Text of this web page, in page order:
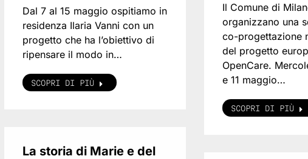
Dal 7 al 15 maggio ospitiamo in
residenza Ilaria Vanni con un
progetto che ha l’obiettivo di
ripensare il modo in…
SCOPRI DI PIÙ
Il Comune di
organizzano una
co-progettazione
del progetto
OpenCare.
e 11 maggio…
SCOPRI DI PIÙ
La storia di Marie e del